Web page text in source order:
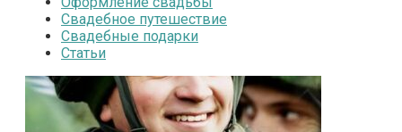
Свадебное путешествие
Свадебные подарки
Статьи